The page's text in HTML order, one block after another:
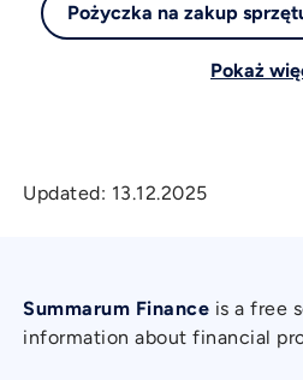
Pożyczka na zakup
Pokaż
Updated: 13.12.2025
Summarum Finance is a free
information about financial